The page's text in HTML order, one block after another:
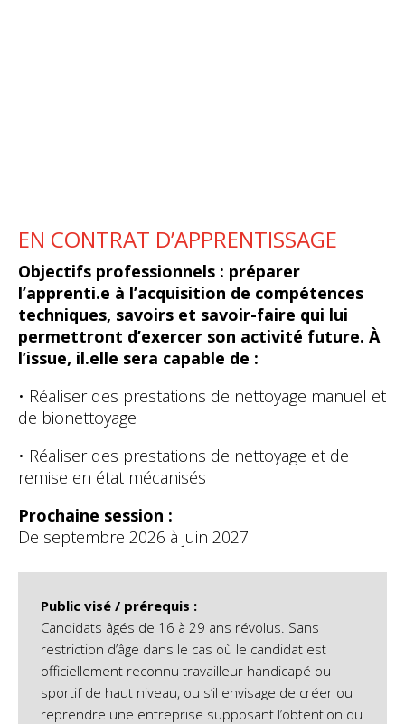
EN CONTRAT D’APPRENTISSAGE
Objectifs professionnels : préparer
l’apprenti.e à l’acquisition de compétences
techniques, savoirs et savoir-faire qui lui
permettront d’exercer son activité future. À
l’issue, il.elle sera capable de :
• Réaliser des prestations de nettoyage manuel et
de bionettoyage
• Réaliser des prestations de nettoyage et de
remise en état mécanisés
Prochaine session :
De septembre 2026 à juin 2027
Public visé / prérequis :
Candidats âgés de 16 à 29 ans révolus. Sans
restriction d’âge dans le cas où le candidat est
officiellement reconnu travailleur handicapé ou
sportif de haut niveau, ou s’il envisage de créer ou
reprendre une entreprise supposant l’obtention du